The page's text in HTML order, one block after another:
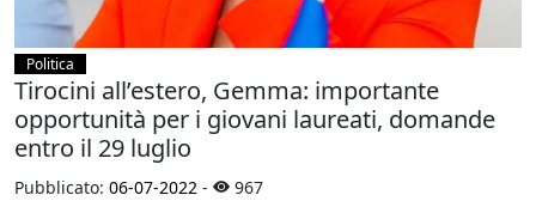
Politica
Tirocini all’estero, Gemma: importante
opportunità per i giovani laureati, domande
entro il 29 luglio
Pubblicato: 06-07-2022 - 967